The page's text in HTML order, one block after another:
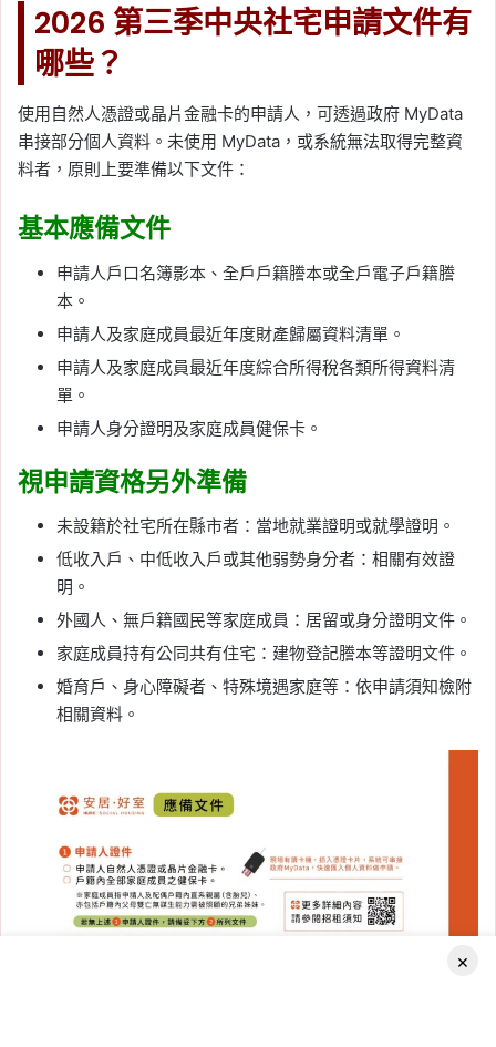
2026 第三季中央社宅申請文件有
哪些？
使用自然人憑證或晶片金融卡的申請人，可透過政府 MyData
串接部分個人資料。未使用 MyData，或系統無法取得完整資
料者，原則上要準備以下文件：
基本應備文件
申請人戶口名簿影本、全戶戶籍謄本或全戶電子戶籍謄
本。
申請人及家庭成員最近年度財產歸屬資料清單。
申請人及家庭成員最近年度綜合所得稅各類所得資料清
單。
申請人身分證明及家庭成員健保卡。
視申請資格另外準備
未設籍於社宅所在縣市者：當地就業證明或就學證明。
低收入戶、中低收入戶或其他弱勢身分者：相關有效證
明。
外國人、無戶籍國民等家庭成員：居留或身分證明文件。
家庭成員持有公同共有住宅：建物登記謄本等證明文件。
婚育戶、身心障礙者、特殊境遇家庭等：依申請須知檢附
相關資料。
×